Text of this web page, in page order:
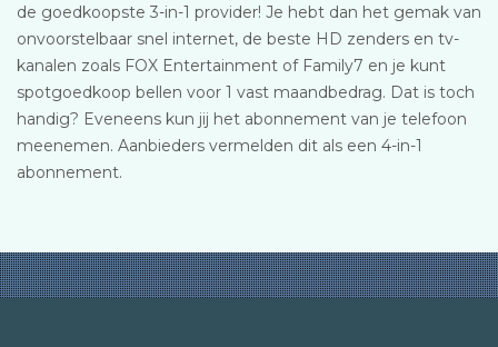
de goedkoopste 3-in-1 provider! Je hebt dan het gemak van
onvoorstelbaar snel internet, de beste HD zenders en tv-
kanalen zoals FOX Entertainment of Family7 en je kunt
spotgoedkoop bellen voor 1 vast maandbedrag. Dat is toch
handig? Eveneens kun jij het abonnement van je telefoon
meenemen. Aanbieders vermelden dit als een 4-in-1
abonnement.